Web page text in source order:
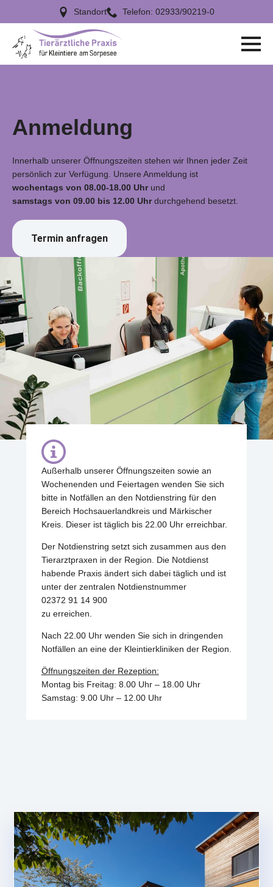
Standort Telefon: 02933/90219-0
Anmeldung
Innerhalb unserer Öffnungszeiten stehen wir Ihnen jeder Zeit
persönlich zur Verfügung. Unsere Anmeldung ist
wochentags von 08.00-18.00 Uhr und
samstags von 09.00 bis 12.00 Uhrdurchgehend besetzt.
Termin anfragen
Außerhalb unserer Öffnungszeiten sowie an
Wochenenden und Feiertagen wenden Sie sich
bitte in Notfällen an den Notdienstring für den
Bereich Hochsauerlandkreis und Märkischer
Kreis. Dieser ist täglich bis 22.00 Uhr erreichbar.
Der Notdienstring setzt sich zusammen aus den
Tierarztpraxen in der Region. Die Notdienst
habende Praxis ändert sich dabei täglich und ist
unter der zentralen Notdienstnummer
02372 91 14 900
zu erreichen.
Nach 22.00 Uhr wenden Sie sich in dringenden
Notfällen an eine der Kleintierkliniken der Region.
Öffnungszeiten der Rezeption:
Montag bis Freitag: 8.00 Uhr – 18.00 Uhr
Samstag: 9.00 Uhr – 12.00 Uhr